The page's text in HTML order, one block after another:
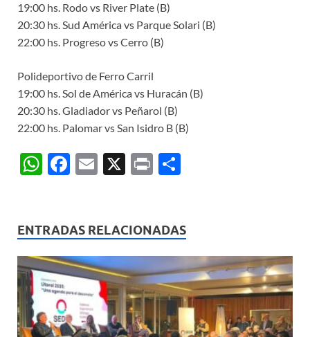
19:00 hs. Rodo vs River Plate (B)
20:30 hs. Sud América vs Parque Solari (B)
22:00 hs. Progreso vs Cerro (B)
Polideportivo de Ferro Carril
19:00 hs. Sol de América vs Huracán (B)
20:30 hs. Gladiador vs Peñarol (B)
22:00 hs. Palomar vs San Isidro B (B)
W
s
A
p
p
F
b
o
o
k
E
X
P
p
ar
ti
r
ENTRADAS RELACIONADAS